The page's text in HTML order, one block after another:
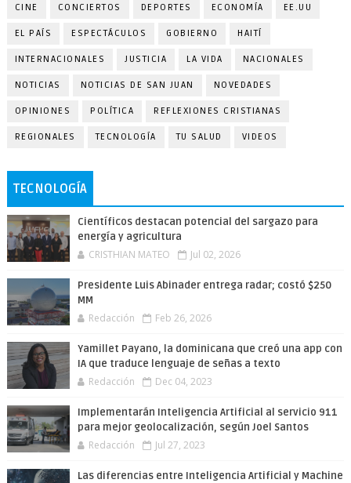
CINE CONCIERTOS DEPORTES ECONOMÍA EE.UU
EL PAÍS ESPECTÁCULOS GOBIERNO HAITÍ
INTERNACIONALES JUSTICIA LA VIDA NACIONALES
NOTICIAS NOTICIAS DE SAN JUAN NOVEDADES
OPINIONES POLÍTICA REFLEXIONES CRISTIANAS
REGIONALES TECNOLOGÍA TU SALUD VIDEOS
TECNOLOGÍA
Científicos destacan potencial del sargazo para
energía y agricultura
CRISTHIAN MATEO Jul 02, 2026
Presidente Luis Abinader entrega radar; costó $250
MM
Redacción Feb 26, 2026
Yamillet Payano, la dominicana que creó una app con
IA que traduce lenguaje de señas a texto
Redacción Dec 04, 2023
Implementarán Inteligencia Artificial al servicio 911
para mejor geolocalización, según Joel Santos
Redacción Jul 27, 2023
Las diferencias entre Inteligencia Artificial y Machine